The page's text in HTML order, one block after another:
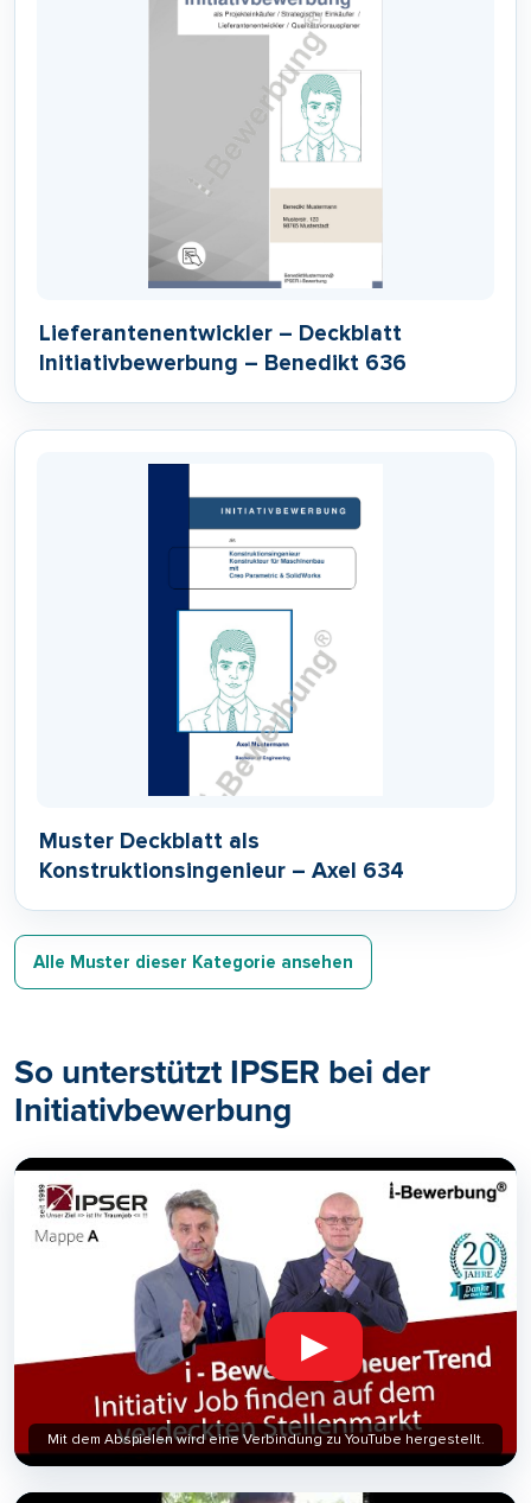
Lieferantenentwickler – Deckblatt
Initiativbewerbung – Benedikt 636
Muster Deckblatt als
Konstruktionsingenieur – Axel 634
Alle Muster dieser Kategorie ansehen
So unterstützt IPSER bei der
Initiativbewerbung
▶
Mit dem Abspielen wird eine Verbindung zu YouTube hergestellt.